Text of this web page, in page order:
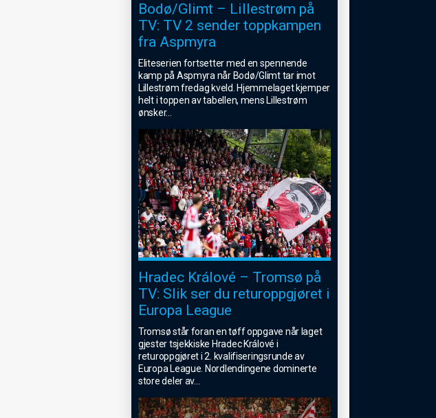
Bodø/Glimt – Lillestrøm på
TV: TV 2 sender toppkampen
fra Aspmyra
Eliteserien fortsetter med en spennende
kamp på Aspmyra når Bodø/Glimt tar imot
Lillestrøm fredag kveld. Hjemmelaget kjemper
helt i toppen av tabellen, mens Lillestrøm
ønsker...
Hradec Králové – Tromsø på
TV: Slik ser du returoppgjøret i
Europa League
Tromsø står foran en tøff oppgave når laget
gjester tsjekkiske Hradec Králové i
returoppgjøret i 2. kvalifiseringsrunde av
Europa League. Nordlendingene dominerte
store deler av...